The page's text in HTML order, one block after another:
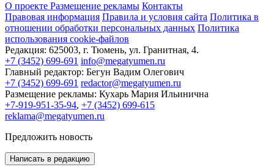
О проекте Размещение рекламы Контакты
Правовая информация Правила и условия сайта Политика в
отношении обработки персональных данных Политика
использования cookie-файлов
Редакция: 625003, г. Тюмень, ул. Гранитная, 4.
+7 (3452) 699-691 info@megatyumen.ru
Главный редактор: Бегун Вадим Олегович
+7 (3452) 699-691 redactor@megatyumen.ru
Размещение рекламы: Кухарь Мария Ильинична
+7-919-951-35-94, +7 (3452) 699-615
reklama@megatyumen.ru
Предложить новость
Написать в редакцию